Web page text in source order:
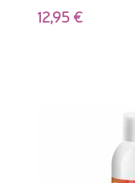
12,95